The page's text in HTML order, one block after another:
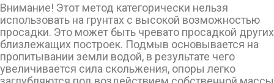
Внимание! Этот метод категорически нельзя
использовать на грунтах с высокой возможностью
просадки. Это может быть чревато просадкой других
близлежащих построек. Подмыв основывается на
пропитывании земли водой, в результате чего
увеличивается сила скольжения, опоры легко